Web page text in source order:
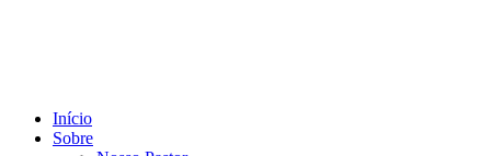
Início
Sobre